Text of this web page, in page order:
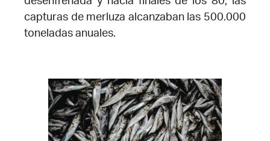
capturas de merluza alcanzaban las 500.000
toneladas anuales.